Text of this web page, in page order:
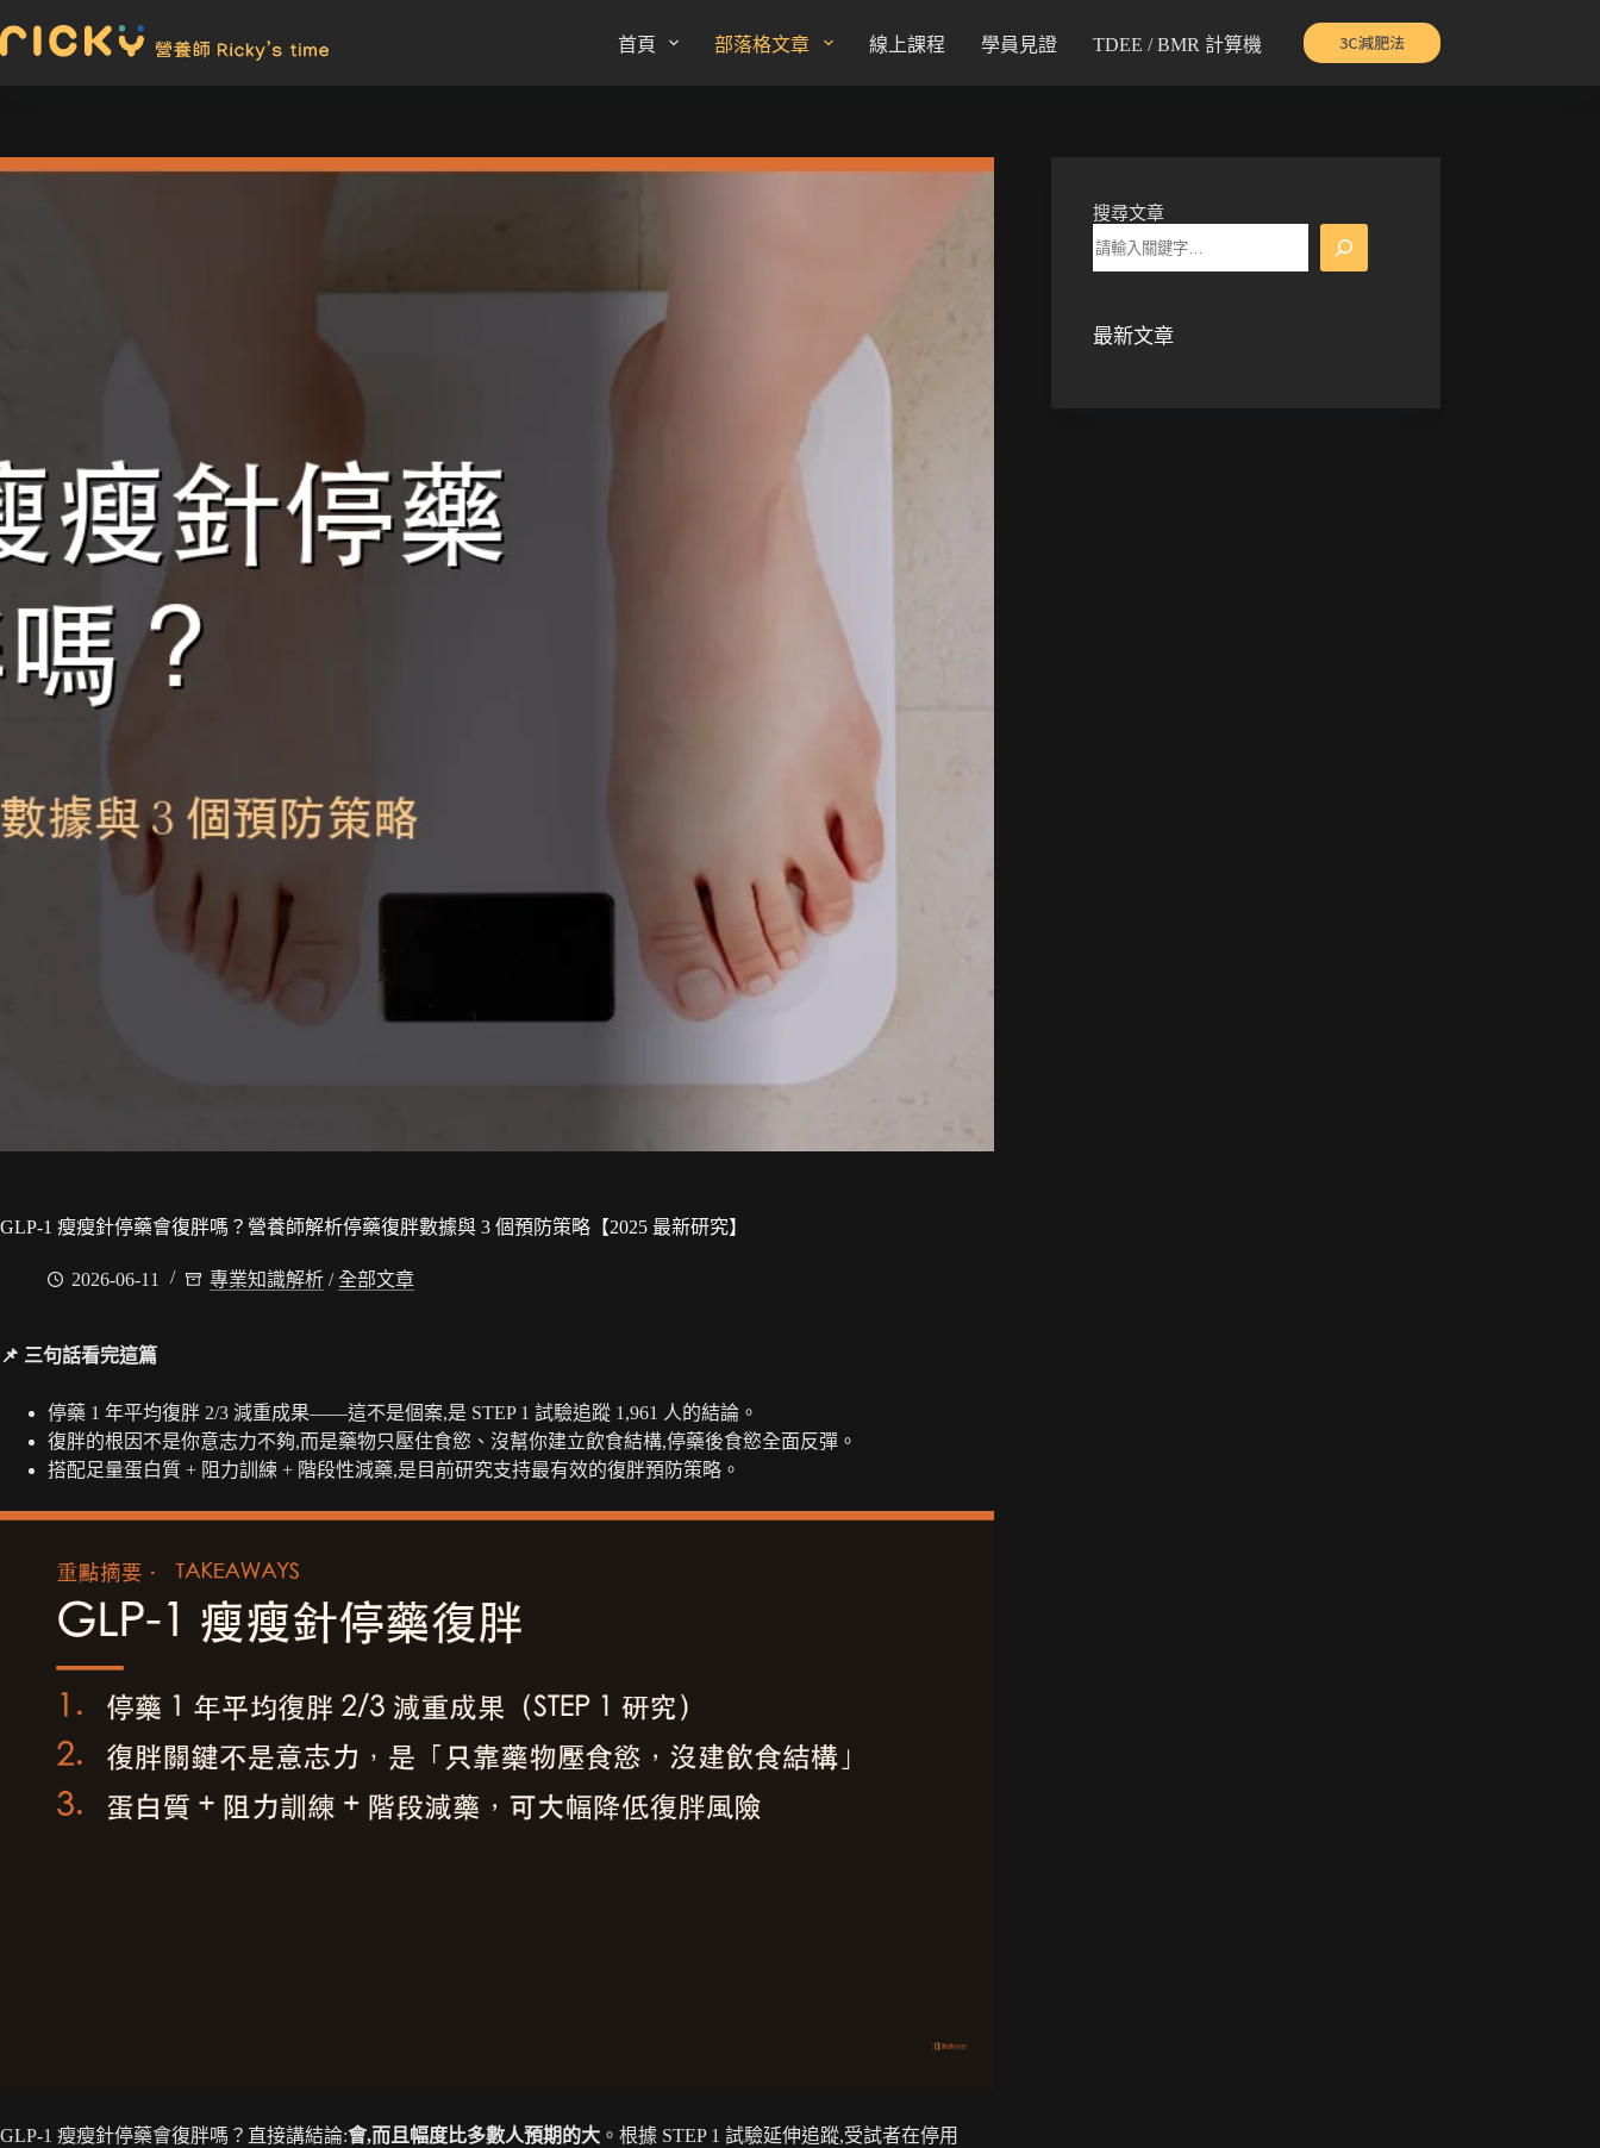
首頁 部落格文章 線上課程 學員見證 TDEE / BMR 計算機 3C減肥法
GLP-1 瘦瘦針停藥會復胖嗎？營養師解析停藥復胖數據與 3 個預防策略【2025 最新研究】
2026-06-11 專業知識解析 /全部文章
📌 三句話看完這篇
停藥 1 年平均復胖 2/3 減重成果——這不是個案,是 STEP 1 試驗追蹤 1,961 人的結論。
復胖的根因不是你意志力不夠,而是藥物只壓住食慾、沒幫你建立飲食結構,停藥後食慾全面反彈。
搭配足量蛋白質 + 阻力訓練 + 階段性減藥,是目前研究支持最有效的復胖預防策略。
GLP-1 瘦瘦針停藥會復胖嗎？直接講結論:會,而且幅度比多數人預期的大 。根據 STEP 1 試驗延伸追蹤,受試者在停用
搜尋文章
最新文章